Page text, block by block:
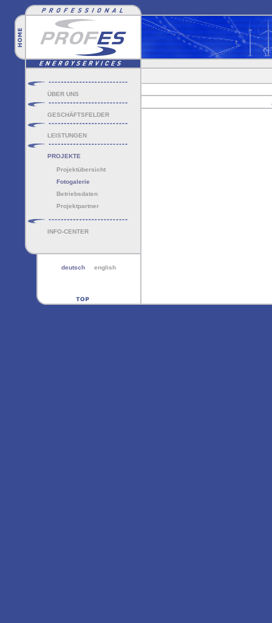
ÜBER UNS
GESCHÄFTSFELDER
LEISTUNGEN
PROJEKTE
Projektübersicht
Fotogalerie
Betriebsdaten
Projektpartner
INFO-CENTER
deutsch english